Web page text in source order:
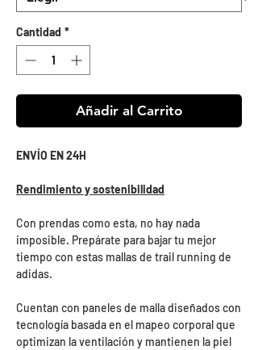
Cantidad *
Añadir al Carrito
ENVÍO EN 24H
Rendimiento y sostenibilidad
Con prendas como esta, no hay nada
imposible. Prepárate para bajar tu mejor
tiempo con estas mallas de trail running de
adidas.
Cuentan con paneles de malla diseñados con
tecnología basada en el mapeo corporal que
optimizan la ventilación y mantienen la piel